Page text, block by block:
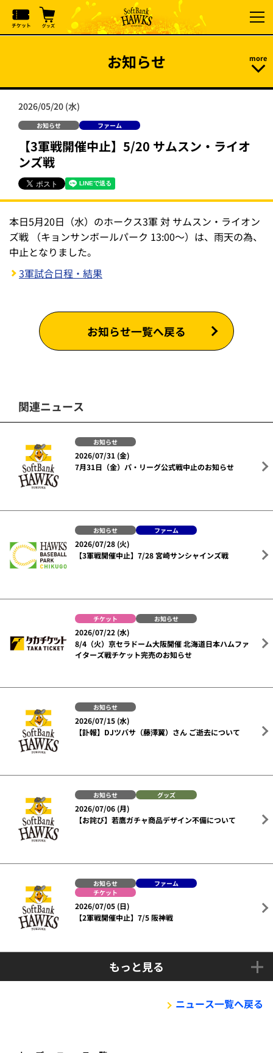
お知らせ
2026/05/20 (水)
お知らせ ファーム
【3軍戦開催中止】5/20 サムスン・ライオ
ンズ戦
本日5月20日（水）のホークス3軍 対 サムスン・ライオン
ズ戦 （キョンサンボールパーク 13:00～）は、雨天の為、
中止となりました。
3軍試合日程・結果
お知らせ一覧へ戻る
関連ニュース
お知らせ
2026/07/31 (金)
7月31日（金）パ・リーグ公式戦中止のお知らせ
お知らせ ファーム
2026/07/28 (火)
【3軍戦開催中止】7/28 宮崎サンシャインズ戦
チケット お知らせ
2026/07/22 (水)
8/4（火）京セラドーム大阪開催 北海道日本ハムファ
イターズ戦チケット完売のお知らせ
お知らせ
2026/07/15 (水)
【訃報】DJツバサ（藤澤翼）さん ご逝去について
お知らせ グッズ
2026/07/06 (月)
【お詫び】若鷹ガチャ商品デザイン不備について
お知らせ
ファーム
チケット
2026/07/05 (日)
【2軍戦開催中止】7/5 阪神戦
もっと見る
ニュース一覧へ戻る